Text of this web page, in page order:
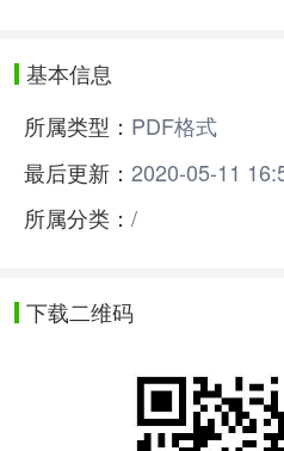
基本信息
所属类型： PDF格式
最后更新： 2020-05-11
所属分类： /
下载二维码